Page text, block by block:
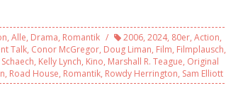
, Alle, Drama, Romantik 2006, 2024, 80er, Action,
Talk, Conor McGregor, Doug Liman, Film, Filmplausch,
, Kelly Lynch, Kino, Marshall R. Teague, Original
, Road House, Romantik, Rowdy Herrington, Sam Elliott